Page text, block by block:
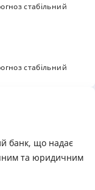
стабільний
стабільний
банк, що надає
та юридичним